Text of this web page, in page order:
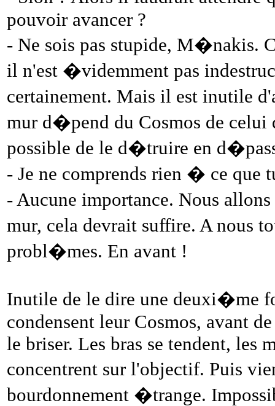
pouvoir avancer ?
- Ne sois pas stupide, M�nakis.
il n'est �videmment pas
certainement. Mais il est inutile
mur d�pend du Cosmos de
possible de le d�truire en
- Je ne comprends rien � ce
- Aucune importance. Nous
mur, cela devrait suffire. A nous
probl�mes. En avant !
Inutile de le dire une deuxi�me
condensent leur Cosmos, avant
le briser. Les bras se tendent, les
concentrent sur l'objectif. Puis
bourdonnement �trange.